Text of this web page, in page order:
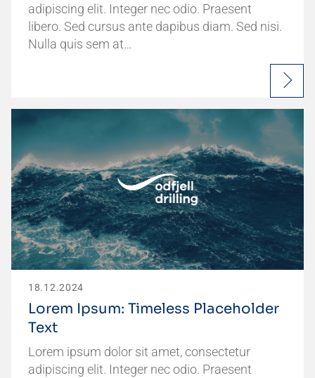
adipiscing elit. Integer nec odio. Praesent
libero. Sed cursus ante dapibus diam. Sed nisi.
Nulla quis sem at…
18.12.2024
Lorem Ipsum: Timeless Placeholder
Text
Lorem ipsum dolor sit amet, consectetur
adipiscing elit. Integer nec odio. Praesent